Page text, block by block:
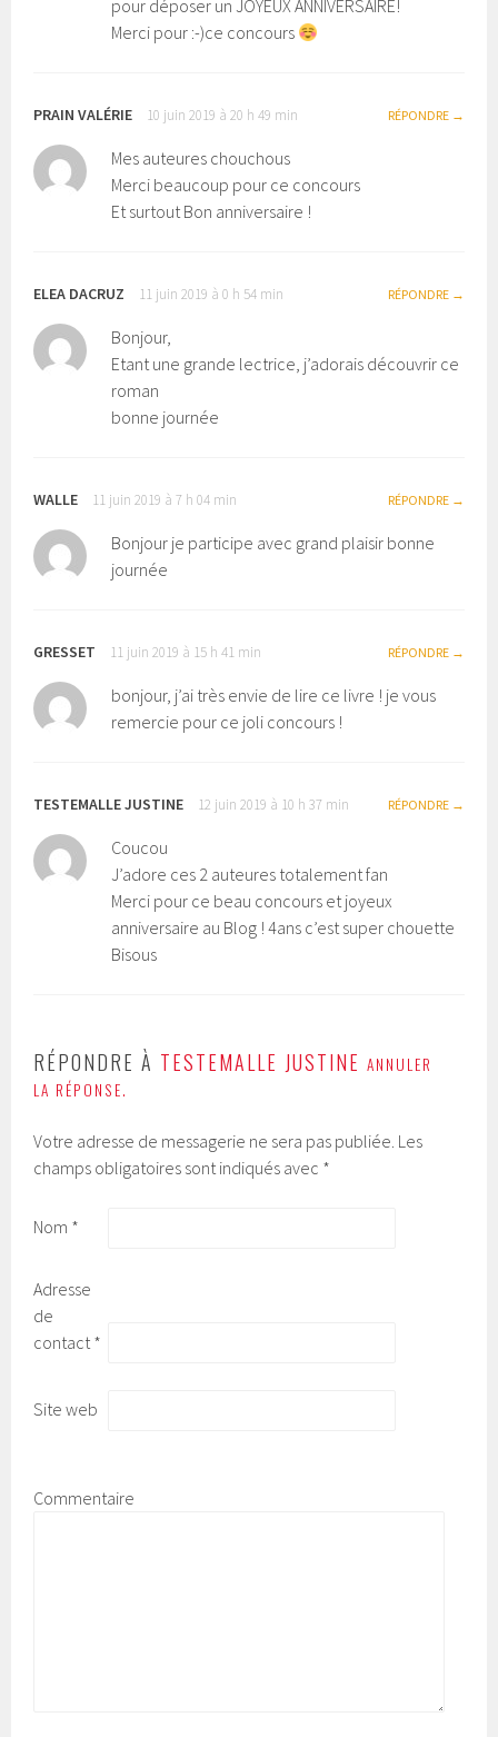
pour déposer un JOYEUX ANNIVERSAIRE!
Merci pour :-)ce concours
PRAIN VALÉRIE 10 juin 2019 à 20 h 49 min RÉPONDRE
Mes auteures chouchous
Merci beaucoup pour ce concours
Et surtout Bon anniversaire !
ELEA DACRUZ 11 juin 2019 à 0 h 54 min RÉPONDRE
Bonjour,
Etant une grande lectrice, j’adorais découvrir ce
roman
bonne journée
WALLE 11 juin 2019 à 7 h 04 min RÉPONDRE
Bonjour je participe avec grand plaisir bonne
journée
GRESSET 11 juin 2019 à 15 h 41 min RÉPONDRE
bonjour, j’ai très envie de lire ce livre ! je vous
remercie pour ce joli concours !
TESTEMALLE JUSTINE 12 juin 2019 à 10 h 37 min RÉPONDRE
Coucou
J’adore ces 2 auteures totalement fan
Merci pour ce beau concours et joyeux
anniversaire au Blog ! 4ans c’est super chouette
Bisous
RÉPONDRE À TESTEMALLE JUSTINE ANNULER
LA RÉPONSE.
Votre adresse de messagerie ne sera pas publiée. Les
champs obligatoires sont indiqués avec *
Nom *
Adresse
de
contact *
Site web
Commentaire